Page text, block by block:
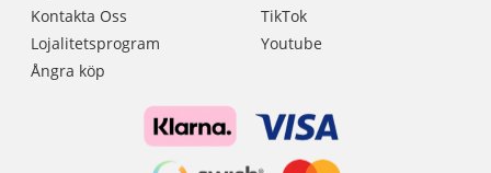
Kontakta Oss
Lojalitetsprogram
Ångra köp
TikTok
Youtube